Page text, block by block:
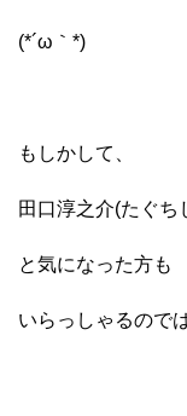
(*´ω｀*)
もしかして、
田口淳之介(たぐち
と気になった方も
いらっしゃるので